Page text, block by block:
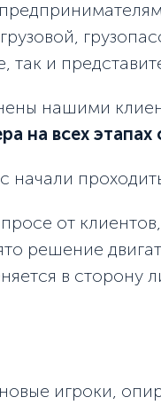
и
нашими
на всех этапах
начали
от
решение
в сторону
игроки,